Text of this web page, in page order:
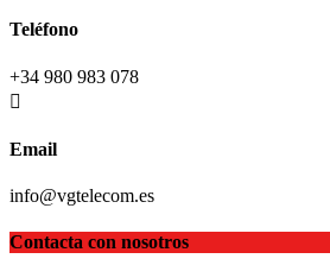
Teléfono
+34 980 983 078
Email
info@vgtelecom.es
Contacta con nosotros